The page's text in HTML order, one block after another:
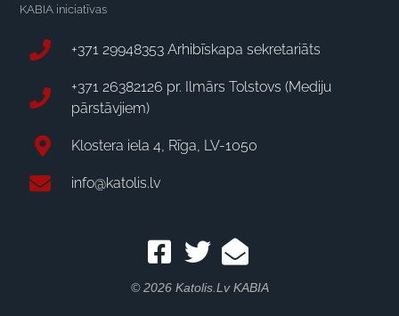
KABIA iniciatīvas
+371 29948353 Arhibīskapa sekretariāts
+371 26382126 pr. Ilmārs Tolstovs (Mediju
pārstāvjiem)
Klostera iela 4, Rīga, LV-1050
info@katolis.lv
© 2026 Katolis.lv KABIA